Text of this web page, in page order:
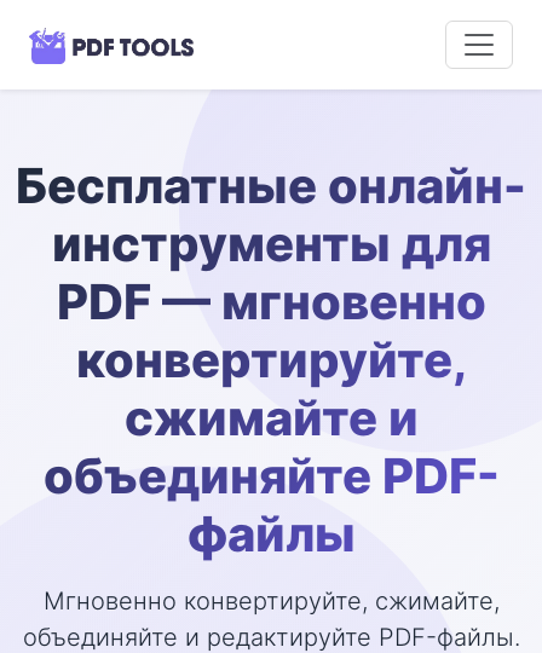
Бесплатные онлайн-
инструменты для
PDF — мгновенно
конвертируйте,
сжимайте и
объединяйте PDF-
файлы
Мгновенно конвертируйте, сжимайте,
объединяйте и редактируйте PDF-файлы.